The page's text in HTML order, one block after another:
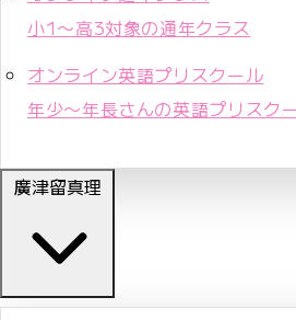
小1〜高3対象の通年クラス
オンライン英語プリスクール
年少〜年長さんの英語プリスク
廣津留真理